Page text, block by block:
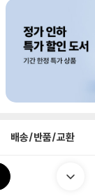
배송/반품/교환